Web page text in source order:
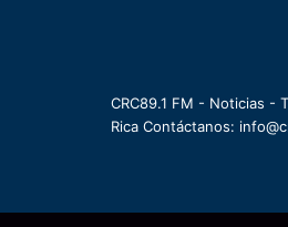
CRC89.1 FM - Noticias -
Rica Contáctanos: